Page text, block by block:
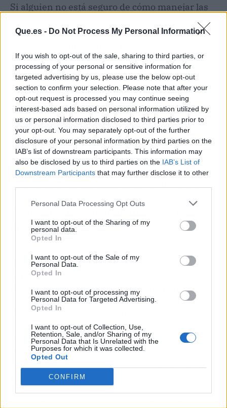
Que.es - Do Not Process My Personal Information
If you wish to opt-out of the sale, sharing to third parties, or
processing of your personal or sensitive information for
targeted advertising by us, please use the below opt-out
section to confirm your selection. Please note that after your
opt-out request is processed you may continue seeing
interest-based ads based on personal information utilized by
us or personal information disclosed to third parties prior to
your opt-out. You may separately opt-out of the further
disclosure of your personal information by third parties on the
IAB’s list of downstream participants. This information may
also be disclosed by us to third parties on the IAB’s List of
Downstream Participants that may further disclose it to other
Personal Data Processing Opt Outs
I want to opt-out of the Sharing of my
personal data.
Opted In
I want to opt-out of the Sale of my
Personal Data.
Opted In
I want to opt-out of processing my
Personal Data for Targeted Advertising.
Opted In
I want to opt-out of Collection, Use,
Retention, Sale, and/or Sharing of my
Personal Data that Is Unrelated with the
Purposes for which it was collected.
Opted Out
CONFIRM
Si alguien no está seguro de cómo manejar las
contratar a un asesor financiero. Pueden
decisiones fiscales y a prepararse para la venta
de la clínica dental.
En resumen, los ingresos no declarados pueden
tener un impacto significativo en la venta de la
clínica dental (que no se tengan en cuenta para
calcular el precio de venta de la clínica, que
acostumbra a ser el EBITDA por un múltiplo
determinado). Para maximizar la venta, es
mejor practicar la transparencia financiera y
mantener registros precisos de los ingresos.
Consejo 3: Registro de ingresos no
declarados
ingresos, es importante llevar un registro
paralelo detallado y exhaustivo de estos
ingresos no declarados. En este registro, se
debe incluir información como el nombre del
cliente, el tratamiento realizado, el importe no
declarado, la fecha de pago y la forma de pago
utilizada. Mantener un registro completo y
preciso de estos ingresos puede ser útil si el
comprador realiza investigaciones sobre el
negocio antes de la venta.